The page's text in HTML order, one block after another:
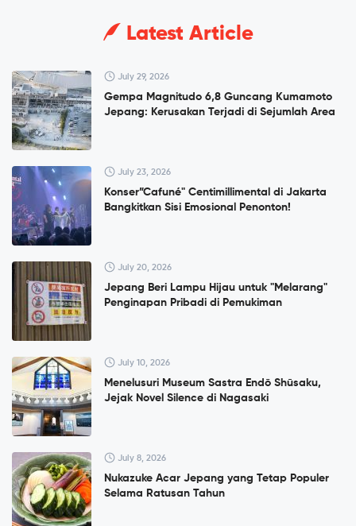
Latest Article
July 29, 2026
Gempa Magnitudo 6,8 Guncang Kumamoto
Jepang: Kerusakan Terjadi di Sejumlah Area
July 23, 2026
Konser”Cafuné" Centimillimental di Jakarta
Bangkitkan Sisi Emosional Penonton!
July 20, 2026
Jepang Beri Lampu Hijau untuk "Melarang"
Penginapan Pribadi di Pemukiman
July 10, 2026
Menelusuri Museum Sastra Endō Shūsaku,
Jejak Novel Silence di Nagasaki
July 8, 2026
Nukazuke Acar Jepang yang Tetap Populer
Selama Ratusan Tahun